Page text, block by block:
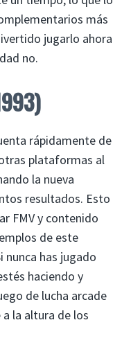
más
jugarlo ahora
no.
rápidamente de
plataformas al
la nueva
resultados. Esto
FMV y contenido
de este
nunca has jugado
haciendo y
de lucha arcade
la altura de los